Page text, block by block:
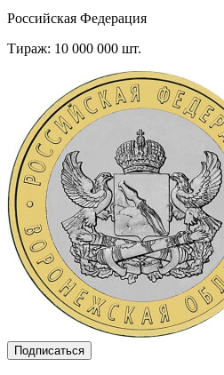
Российская Федерация
Тираж: 10 000 000 шт.
Подписаться